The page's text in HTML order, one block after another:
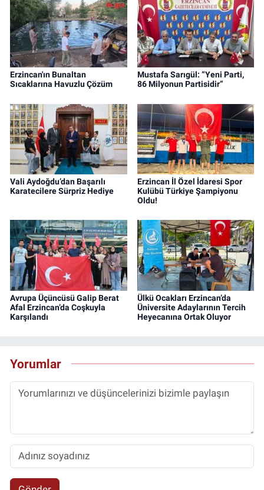
Erzincan'ın Bunaltan
Sıcaklarına Havuzlu Çözüm
Mustafa Sarıgül: “Yeni Parti,
86 Milyonun Partisidir”
Vali Aydoğdu’dan Başarılı
Karatecilere Sürpriz Hediye
Erzincan İl Özel İdaresi Spor
Kulübü Türkiye Şampiyonu
Oldu!
Avrupa Üçüncüsü Galip Berat
Afal Erzincan’da Coşkuyla
Karşılandı
Ülkü Ocakları Erzincan’da
Üniversite Adaylarının Tercih
Heyecanına Ortak Oluyor
Yorumlar